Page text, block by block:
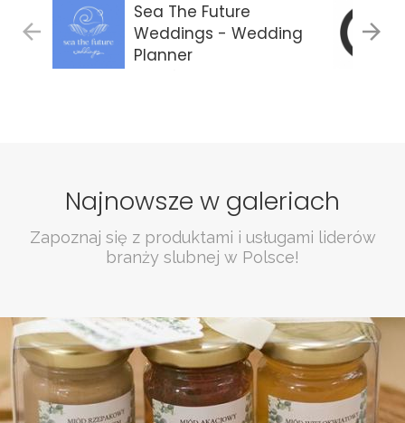
Sea The Future
Weddings - Wedding
Planner
Najnowsze w galeriach
Zapoznaj się z produktami i usługami liderów
branży slubnej w Polsce!